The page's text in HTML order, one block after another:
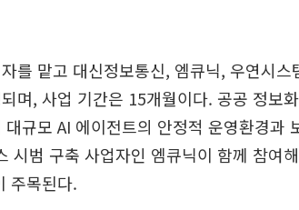
를 맡고 대신정보통신, 엠큐닉, 우연시스
며, 사업 기간은 15개월이다. 공공 정보
규모 AI 에이전트의 안정적 운영환경과
시범 구축 사업자인 엠큐닉이 함께 참여
주목된다.